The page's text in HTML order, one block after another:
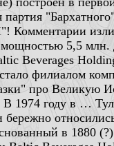
партия
мощностью 5,5
Beverages
филиалом
про Великую
1974 году в …
в 1880 (?)